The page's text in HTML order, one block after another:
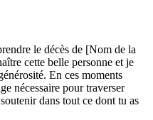
le décès de [Nom de la
cette belle personne et je
En ces moments
nécessaire pour traverser
dans tout ce dont tu as